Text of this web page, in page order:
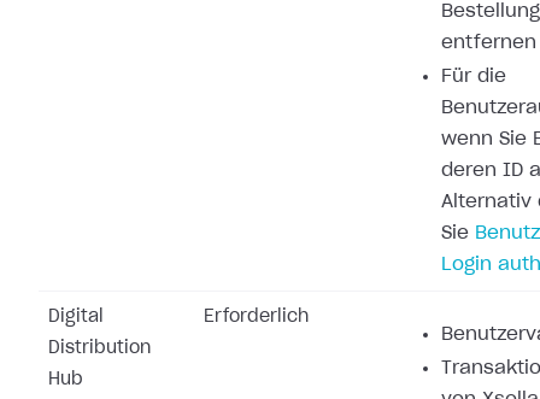
entfernen
Für die
wenn Sie
deren ID
Alternativ
Sie
Login
Digital
Distribution
Hub
Erforderlich